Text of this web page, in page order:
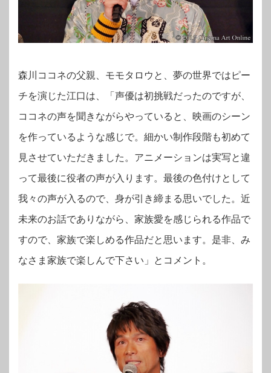
森川ココネの父親、モモタロウと、夢の世界ではピー
チを演じた江口は、「声優は初挑戦だったのですが、
ココネの声を聞きながらやっていると、映画のシーン
を作っているような感じで。細かい制作段階も初めて
見させていただきました。アニメーションは実写と違
って最後に役者の声が入ります。最後の色付けとして
我々の声が入るので、身が引き締まる思いでした。近
未来のお話でありながら、家族愛を感じられる作品で
すので、家族で楽しめる作品だと思います。是非、み
なさま家族で楽しんで下さい」とコメント。